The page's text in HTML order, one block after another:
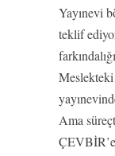
Yayınevi
teklif
Ama